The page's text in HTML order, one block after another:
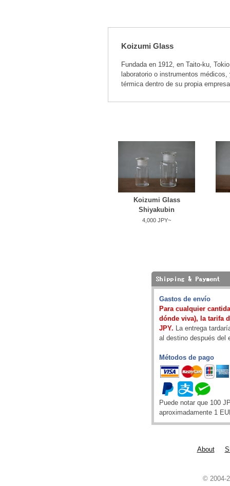
Koizumi Glass
Fundada en 1912, en Taito-ku,
laboratorio o instrumentos
térmica dentro de su propia
Koizumi Glass
Shiyakubin
4,000 JPY~
Gastos de envío
Para cualquier
dónde viva), la tarifa
JPY. La entrega
al destino después del
Métodos de pago
Puede notar que 100
aproximadamente 1
About
© 2004-